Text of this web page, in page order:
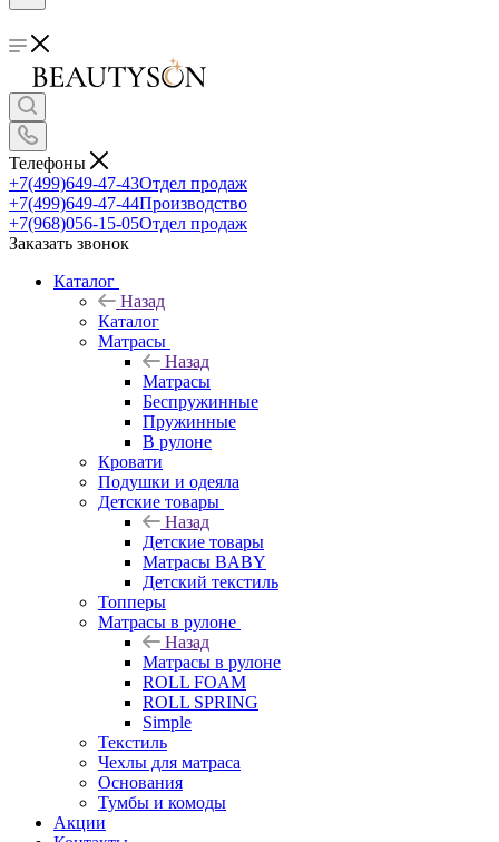
Телефоны
+7(499)649-47-43Отдел продаж
+7(499)649-47-44Производство
+7(968)056-15-05Отдел продаж
Заказать звонок
Каталог
Назад
Каталог
Матрасы
Назад
Матрасы
Беспружинные
Пружинные
В рулоне
Кровати
Подушки и одеяла
Детские товары
Назад
Детские товары
Матрасы BABY
Детский текстиль
Топперы
Матрасы в рулоне
Назад
Матрасы в рулоне
ROLL FOAM
ROLL SPRING
Simple
Текстиль
Чехлы для матраса
Основания
Тумбы и комоды
Акции